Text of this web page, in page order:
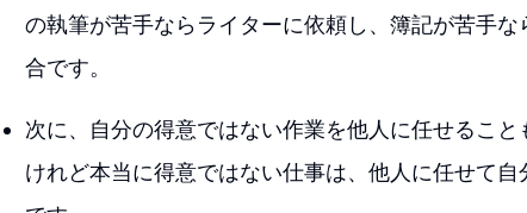
の執筆が苦手ならライターに依頼し、簿記が苦手
合です。
次に、自分の得意ではない作業を他人に任せるこ
けれど本当に得意ではない仕事は、他人に任せて